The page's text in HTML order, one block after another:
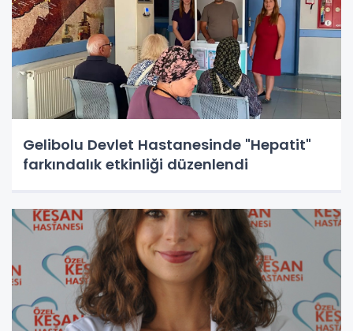
Gelibolu Devlet Hastanesinde "Hepatit"
farkındalık etkinliği düzenlendi